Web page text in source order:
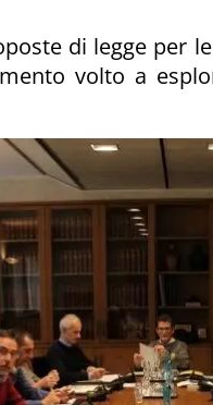
di legge per
volto a